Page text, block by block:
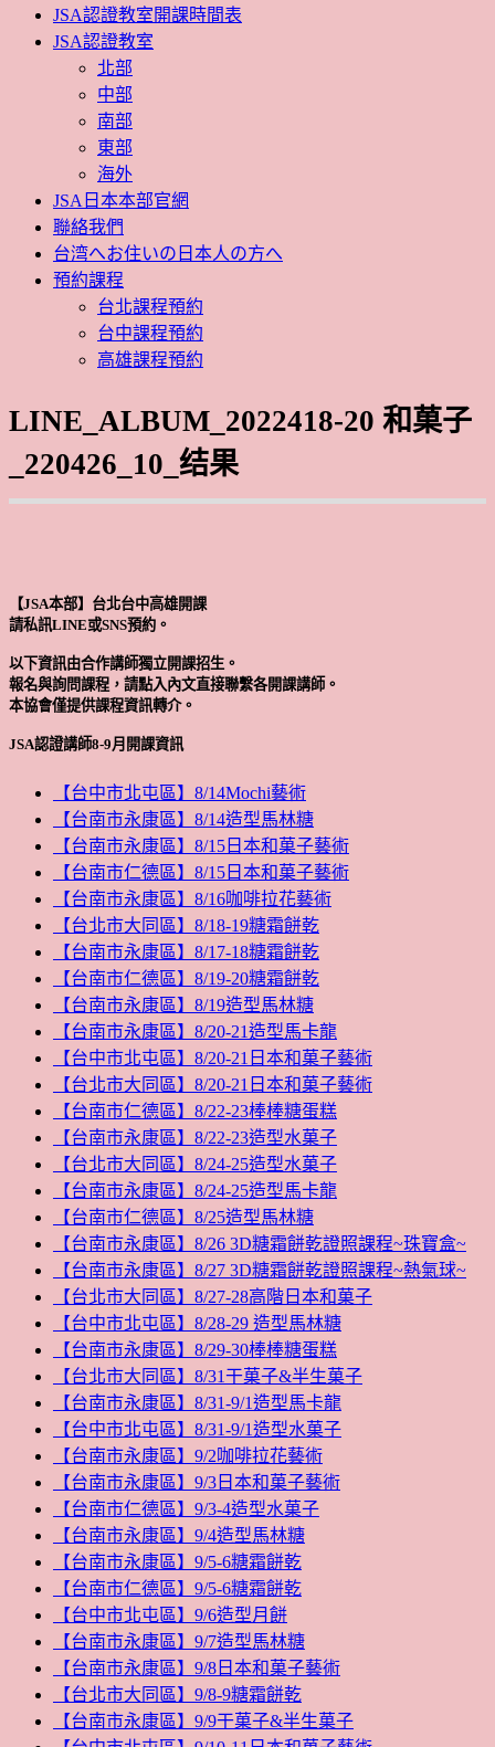
JSA認證教室開課時間表
JSA認證教室
北部
中部
南部
東部
海外
JSA日本本部官網
聯絡我們
台湾へお住いの日本人の方へ
預約課程
台北課程預約
台中課程預約
高雄課程預約
LINE_ALBUM_2022418-20 和菓子
_220426_10_结果
【JSA本部】台北台中高雄開課
請私訊LINE或SNS預約。
以下資訊由合作講師獨立開課招生。
報名與詢問課程，請點入內文直接聯繫各開課講師。
本協會僅提供課程資訊轉介。
JSA認證講師8-9月開課資訊
【台中市北屯區】8/14Mochi藝術
【台南市永康區】8/14造型馬林糖
【台南市永康區】8/15日本和菓子藝術
【台南市仁德區】8/15日本和菓子藝術
【台南市永康區】8/16咖啡拉花藝術
【台北市大同區】8/18-19糖霜餅乾
【台南市永康區】8/17-18糖霜餅乾
【台南市仁德區】8/19-20糖霜餅乾
【台南市永康區】8/19造型馬林糖
【台南市永康區】8/20-21造型馬卡龍
【台中市北屯區】8/20-21日本和菓子藝術
【台北市大同區】8/20-21日本和菓子藝術
【台南市仁德區】8/22-23棒棒糖蛋糕
【台南市永康區】8/22-23造型水菓子
【台北市大同區】8/24-25造型水菓子
【台南市永康區】8/24-25造型馬卡龍
【台南市仁德區】8/25造型馬林糖
【台南市永康區】8/26 3D糖霜餅乾證照課程~珠寶盒~
【台南市永康區】8/27 3D糖霜餅乾證照課程~熱氣球~
【台北市大同區】8/27-28高階日本和菓子
【台中市北屯區】8/28-29 造型馬林糖
【台南市永康區】8/29-30棒棒糖蛋糕
【台北市大同區】8/31干菓子&半生菓子
【台南市永康區】8/31-9/1造型馬卡龍
【台中市北屯區】8/31-9/1造型水菓子
【台南市永康區】9/2咖啡拉花藝術
【台南市永康區】9/3日本和菓子藝術
【台南市仁德區】9/3-4造型水菓子
【台南市永康區】9/4造型馬林糖
【台南市永康區】9/5-6糖霜餅乾
【台南市仁德區】9/5-6糖霜餅乾
【台中市北屯區】9/6造型月餅
【台南市永康區】9/7造型馬林糖
【台南市永康區】9/8日本和菓子藝術
【台北市大同區】9/8-9糖霜餅乾
【台南市永康區】9/9干菓子&半生菓子